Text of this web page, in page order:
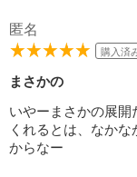
匿名
購入済
まさかの
いやーまさかの展
くれるとは、なか
からなー